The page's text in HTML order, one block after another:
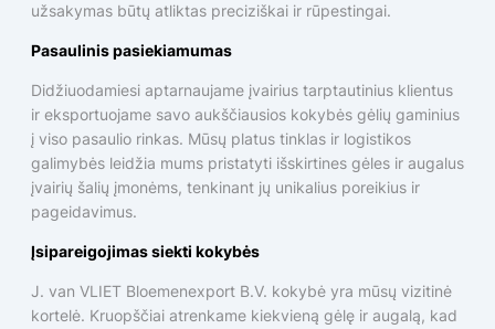
užsakymas būtų atliktas preciziškai ir rūpestingai.
Pasaulinis pasiekiamumas
Didžiuodamiesi aptarnaujame įvairius tarptautinius klientus
ir eksportuojame savo aukščiausios kokybės gėlių gaminius
į viso pasaulio rinkas. Mūsų platus tinklas ir logistikos
galimybės leidžia mums pristatyti išskirtines gėles ir augalus
įvairių šalių įmonėms, tenkinant jų unikalius poreikius ir
pageidavimus.
Įsipareigojimas siekti kokybės
J. van VLIET Bloemenexport B.V. kokybė yra mūsų vizitinė
kortelė. Kruopščiai atrenkame kiekvieną gėlę ir augalą, kad